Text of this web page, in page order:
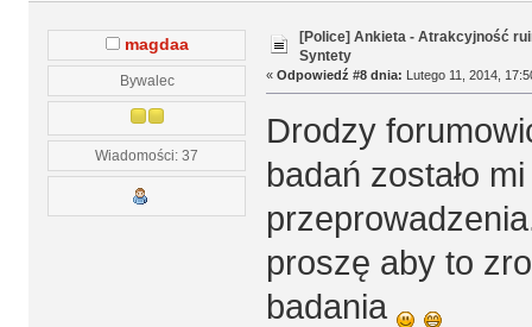
magdaa
Bywalec
Wiadomości: 37
[Police] Ankieta - Atrakcyjność
Syntety
« Odpowiedź #8 dnia: Lutego 11, 2014,
Drodzy
badań zostało
proszę aby to
badania